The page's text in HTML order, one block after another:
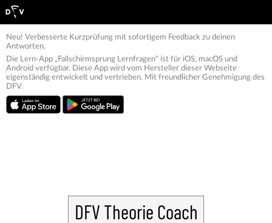
Neu! Verbesserte Kurzprüfung mit sofortigem Feedback zu deinen
Antworten.
Die Lern-App „Fallschirmsprung Lernfragen“ ist für iOS, macOS und
Android verfügbar. Diese App wird vom Hersteller dieser Webseite
eigenständig entwickelt und vertrieben. Mit freundlicher Genehmigung des
DFV.
DFV Theorie Coach